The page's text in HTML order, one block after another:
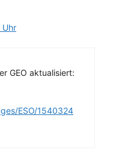
Uhr
GEO aktualisiert:
ESO/1540324